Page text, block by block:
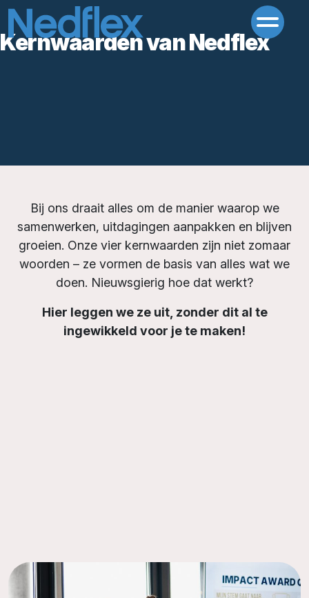
Kernwaarden van Nedflex
Bij ons draait alles om de manier waarop we
samenwerken, uitdagingen aanpakken en blijven
groeien. Onze vier kernwaarden zijn niet zomaar
woorden – ze vormen de basis van alles wat we
doen. Nieuwsgierig hoe dat werkt?
Hier leggen we ze uit, zonder dit al te
ingewikkeld voor je te maken!